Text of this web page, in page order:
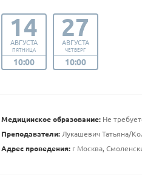
14
АВГУСТА
ПЯТНИЦА
10:00
27
АВГУСТА
ЧЕТВЕРГ
10:00
Медицинское образование:Не
Преподаватели:Лукашевич Татьяна/
Адрес проведения:г Москва,